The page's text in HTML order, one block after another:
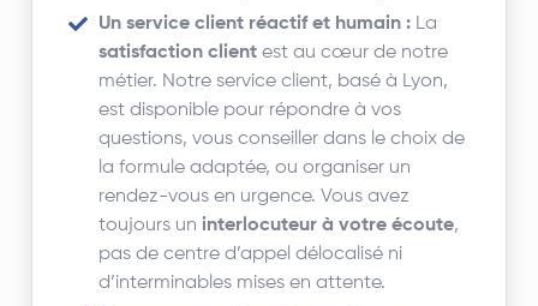
Un service client réactif et humain : La
satisfaction client est au cœur de notre
métier. Notre service client, basé à Lyon,
est disponible pour répondre à vos
questions, vous conseiller dans le choix de
la formule adaptée, ou organiser un
rendez-vous en urgence. Vous avez
toujours un interlocuteur à votre écoute,
pas de centre d’appel délocalisé ni
d’interminables mises en attente.